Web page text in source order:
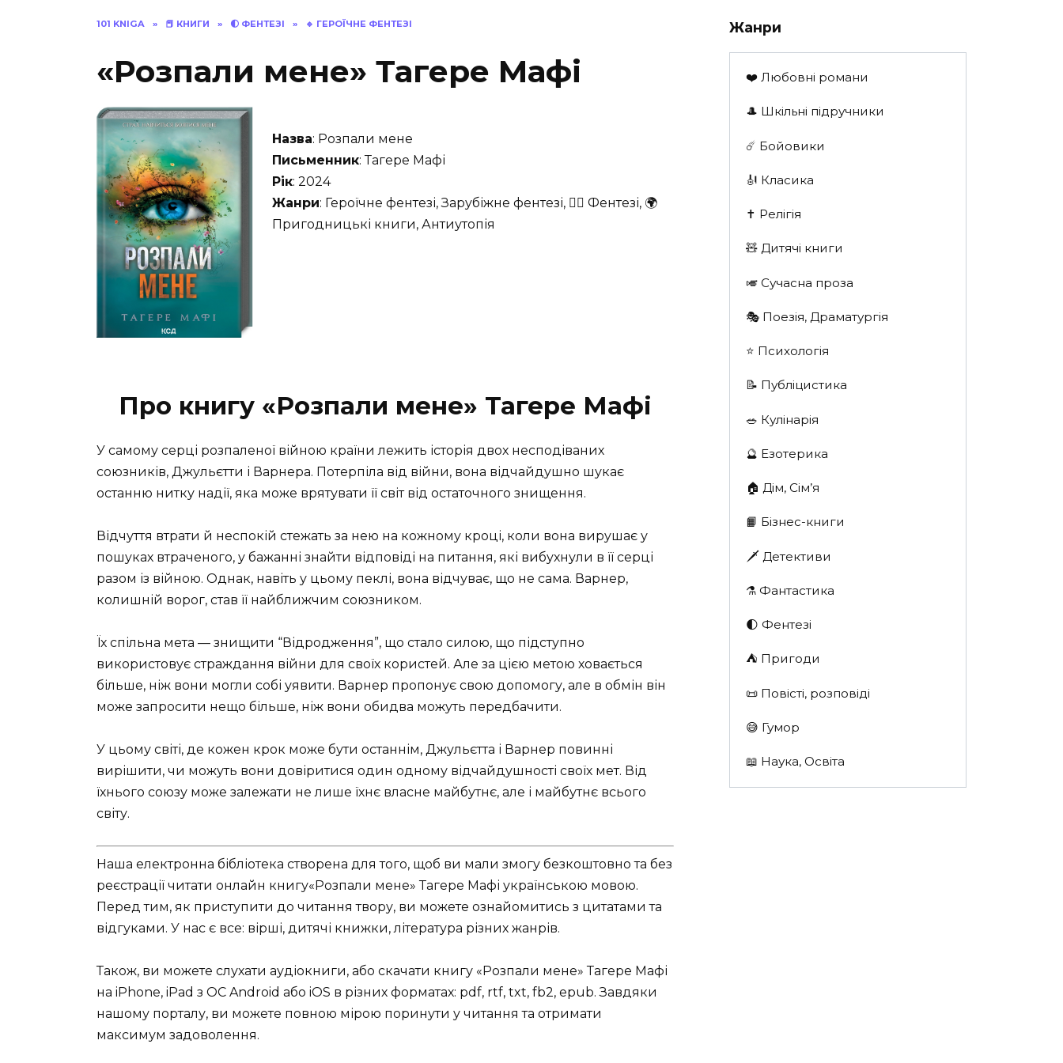
101 KNIGA » 📕 КНИГИ » 🌓 ФЕНТЕЗІ » 🔹 ГЕРОЇЧНЕ ФЕНТЕЗІ
«Розпали мене» Тагере Мафі
Назва: Розпали мене
Письменник: Тагере Мафі
Рік: 2024
Жанри: Героїчне фентезі, Зарубіжне фентезі, 🧙‍♂️ Фентезі, 🌍
Пригодницькі книги, Антиутопія
Про книгу «Розпали мене» Тагере Мафі
У самому серці розпаленої війною країни лежить історія двох несподіваних
союзників, Джульєтти і Варнера. Потерпіла від війни, вона відчайдушно шукає
останню нитку надії, яка може врятувати її світ від остаточного знищення.
Відчуття втрати й неспокій стежать за нею на кожному кроці, коли вона вирушає у
пошуках втраченого, у бажанні знайти відповіді на питання, які вибухнули в її серці
разом із війною. Однак, навіть у цьому пеклі, вона відчуває, що не сама. Варнер,
колишній ворог, став її найближчим союзником.
Їх спільна мета — знищити “Відродження”, що стало силою, що підступно
використовує страждання війни для своїх користей. Але за цією метою ховається
більше, ніж вони могли собі уявити. Варнер пропонує свою допомогу, але в обмін він
може запросити нещо більше, ніж вони обидва можуть передбачити.
У цьому світі, де кожен крок може бути останнім, Джульєтта і Варнер повинні
вирішити, чи можуть вони довіритися один одному відчайдушності своїх мет. Від
їхнього союзу може залежати не лише їхнє власне майбутнє, але і майбутнє всього
світу.
Наша електронна бібліотека створена для того, щоб ви мали змогу безкоштовно та без
реєстрації читати онлайн книгу«Розпали мене» Тагере Мафі українською мовою.
Перед тим, як приступити до читання твору, ви можете ознайомитись з цитатами та
відгуками. У нас є все: вірші, дитячі книжки, література різних жанрів.
Також, ви можете слухати аудіокниги, або скачати книгу «Розпали мене» Тагере Мафі
на iPhone, iPad з ОС Android або iOS в різних форматах: pdf, rtf, txt, fb2, epub. Завдяки
нашому порталу, ви можете повною мірою поринути у читання та отримати
максимум задоволення.
Жанри
❤️ Любовні романи
🎩 Шкільні підручники
☄️ Бойовики
🎻 Класика
✝️ Релігія
🧸 Дитячі книги
🎺 Сучасна проза
🎭 Поезія, Драматургія
⭐️ Психологія
📝 Публіцистика
🥗 Кулінарія
🔮 Езотерика
🏠 Дім, Сім’я
📙 Бізнес-книги
🗡 Детективи
⚗️ Фантастика
🌓 Фентезі
⛺️ Пригоди
📜 Повісті, розповіді
😅 Гумор
📖 Наука, Освіта